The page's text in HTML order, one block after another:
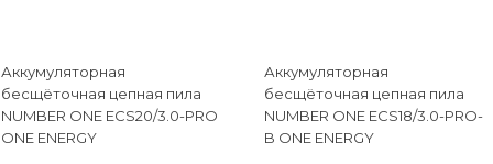
Аккумуляторная
бесщёточная цепная пила
NUMBER ONE ECS20/3.0-PRO
ONE ENERGY
Аккумуляторная
бесщёточная цепная пила
NUMBER ONE ECS18/3.0-PRO-
B ONE ENERGY